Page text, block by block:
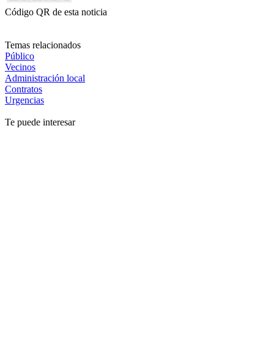
Código QR de esta noticia
Temas relacionados
Público
Vecinos
Administración local
Contratos
Urgencias
Te puede interesar